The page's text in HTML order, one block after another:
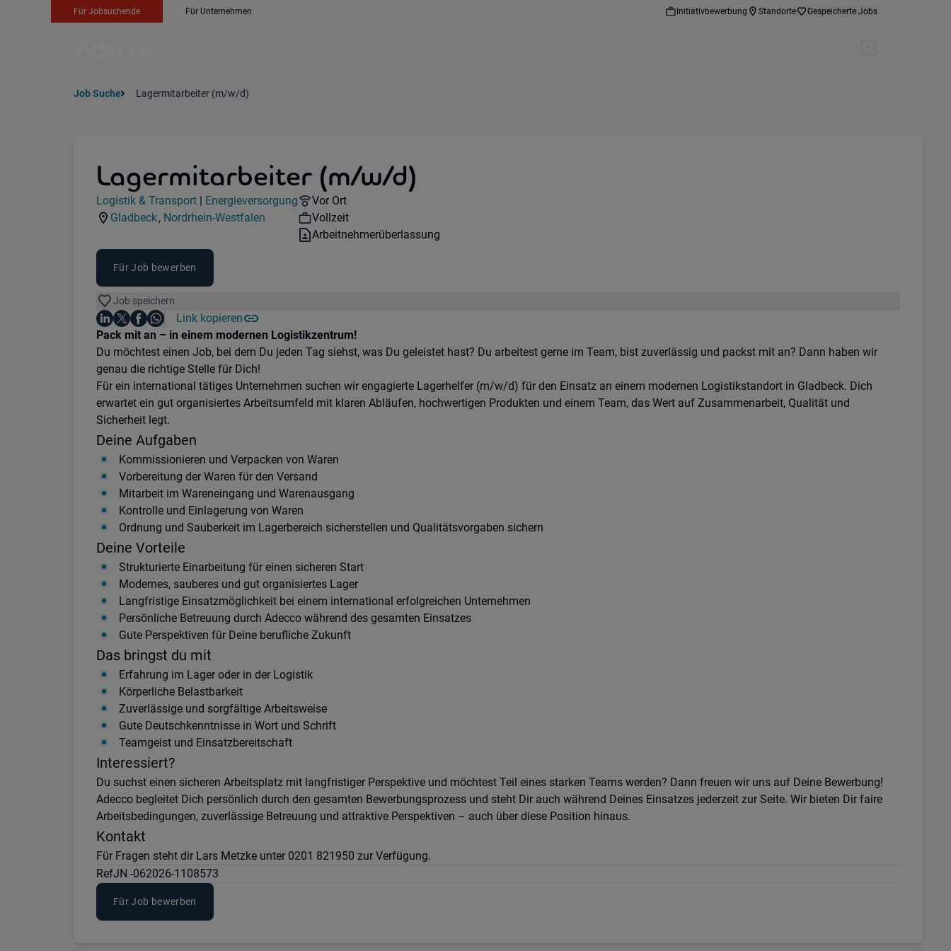
Für Jobsuchende Für Unternehmen Initiativbewerbung Standorte Gespeicherte Jobs
Job Suche Lagermitarbeiter (m/w/d)
Lagermitarbeiter (m/w/d)
Jobdetails
Kategorie:
Logistik & Transport |
Industry:
Energieversorgung
Standorte:
Gladbeck,
Region:
Nordrhein-Westfalen
Remote Option:
Vor Ort
Workhours:
Vollzeit
Vertragsart:
Arbeitnehmerüberlassung
Für Job bewerben
Job speichern
Teile diesen Job
Auf LinkedIn teilen
Auf X teilen
Auf Facebook teilen
Auf WhatsApp teilen
Link kopieren
Einleitung
Pack mit an – in einem modernen Logistikzentrum!
Du möchtest einen Job, bei dem Du jeden Tag siehst, was Du geleistet hast? Du arbeitest gerne im Team, bist zuverlässig und packst mit an? Dann haben wir
genau die richtige Stelle für Dich!
Für ein international tätiges Unternehmen suchen wir engagierte Lagerhelfer (m/w/d) für den Einsatz an einem modernen Logistikstandort in Gladbeck. Dich
erwartet ein gut organisiertes Arbeitsumfeld mit klaren Abläufen, hochwertigen Produkten und einem Team, das Wert auf Zusammenarbeit, Qualität und
Sicherheit legt.
Deine Aufgaben
Kommissionieren und Verpacken von Waren
Vorbereitung der Waren für den Versand
Mitarbeit im Wareneingang und Warenausgang
Kontrolle und Einlagerung von Waren
Ordnung und Sauberkeit im Lagerbereich sicherstellen und Qualitätsvorgaben sichern
Deine Vorteile
Strukturierte Einarbeitung für einen sicheren Start
Modernes, sauberes und gut organisiertes Lager
Langfristige Einsatzmöglichkeit bei einem international erfolgreichen Unternehmen
Persönliche Betreuung durch Adecco während des gesamten Einsatzes
Gute Perspektiven für Deine berufliche Zukunft
Das bringst du mit
Erfahrung im Lager oder in der Logistik
Körperliche Belastbarkeit
Zuverlässige und sorgfältige Arbeitsweise
Gute Deutschkenntnisse in Wort und Schrift
Teamgeist und Einsatzbereitschaft
Interessiert?
Du suchst einen sicheren Arbeitsplatz mit langfristiger Perspektive und möchtest Teil eines starken Teams werden? Dann freuen wir uns auf Deine Bewerbung!
Adecco begleitet Dich persönlich durch den gesamten Bewerbungsprozess und steht Dir auch während Deines Einsatzes jederzeit zur Seite. Wir bieten Dir faire
Arbeitsbedingungen, zuverlässige Betreuung und attraktive Perspektiven – auch über diese Position hinaus.
Kontakt
Für Fragen steht dir Lars Metzke unter 0201 821950 zur Verfügung.
RefJN -062026-1108573
Für Job bewerben